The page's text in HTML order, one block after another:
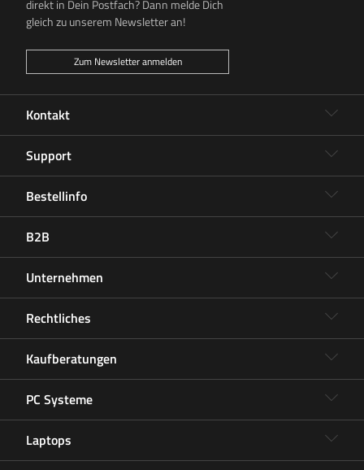
Kontakt
Support
Bestellinfo
B2B
Unternehmen
Rechtliches
Kaufberatungen
PC Systeme
Laptops
direkt in Dein Postfach? Dann melde Dich
gleich zu unserem Newsletter an!
Zum Newsletter anmelden